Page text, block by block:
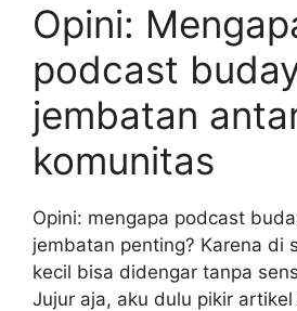
Opini:
podcast
jembatan
komunitas
Opini: mengapa podcast
jembatan penting? Karena di
kecil bisa didengar tanpa
Jujur aja, aku dulu pikir